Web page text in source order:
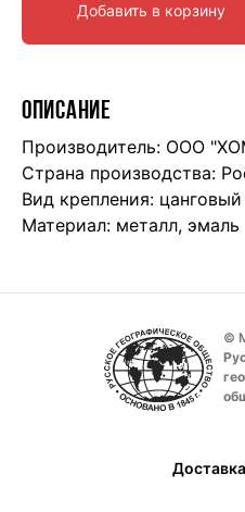
Добавить в корзину
ОПИСАНИЕ
Производитель: ООО
Страна производства:
Вид крепления:
Материал: металл, эмаль
©